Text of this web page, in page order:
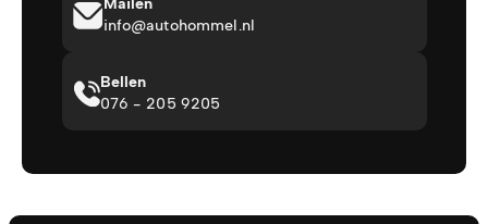
Mailen
info@autohommel.nl
Bellen
076 - 205 9205